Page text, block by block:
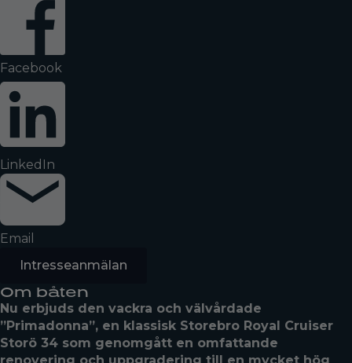
Facebook
LinkedIn
Email
Intresseanmälan
Om båten
Nu erbjuds den vackra och välvårdade
”Primadonna”, en klassisk Storebro Royal Cruiser
Storö 34 som genomgått en omfattande